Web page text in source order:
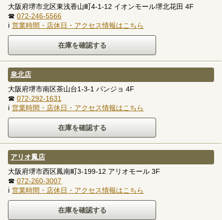
大阪府堺市北区東浅香山町4-1-12 イオンモール堺北花田 4F
☎ 072-246-5566
ℹ 営業時間・店休日・アクセス情報はこちら
泉北店
大阪府堺市南区茶山台1-3-1 パンジョ 4F
☎ 072-292-1631
ℹ 営業時間・店休日・アクセス情報はこちら
アリオ鳳店
大阪府堺市西区鳳南町3-199-12 アリオモール 3F
☎ 072-260-3007
ℹ 営業時間・店休日・アクセス情報はこちら